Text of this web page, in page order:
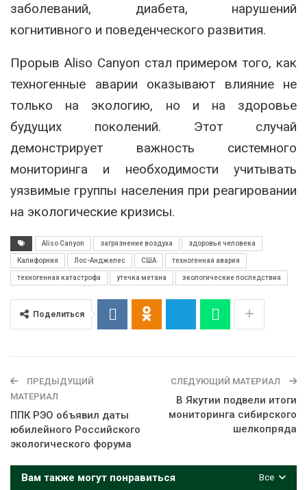
заболеваний, диабета, нарушений
когнитивного и поведенческого развития.
Прорыв Aliso Canyon стал примером того, как
техногенные аварии оказывают влияние не
только на экологию, но и на здоровье
будущих поколений. Этот случай
демонстрирует важность системного
мониторинга и необходимости учитывать
уязвимые группы населения при реагировании
на экологические кризисы.
Aliso Canyon загрязнение воздуха здоровье человека
Калифорния Лос-Анджелес США техногенная авария
техногенная катастрофа утечка метана экологические последствия
Поделиться
ПРЕДЫДУЩИЙ
МАТЕРИАЛ
ППК РЭО объявил даты
юбилейного Российского
экологического форума
СЛЕДУЮЩИЙ МАТЕРИАЛ
В Якутии подвели итоги
мониторинга сибирского
шелкопряда
Все
Вам также могут понравиться